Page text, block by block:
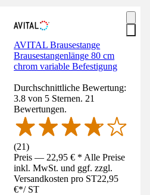
AVITAL Brausestange
Brausestangenlänge 80 cm
chrom variable Befestigung
Durchschnittliche Bewertung:
3.8 von 5 Sternen. 21
Bewertungen.
(21)
Preis — 22,95 € * Alle Preise
inkl. MwSt. und ggf. zzgl.
Versandkosten pro ST22,95
€*/ ST